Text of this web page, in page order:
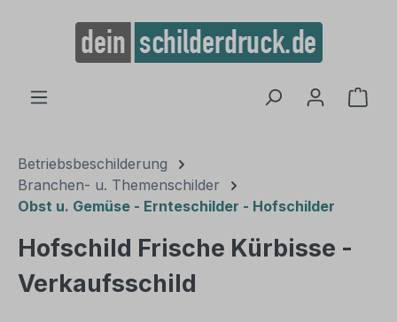
springen
Betriebsbeschilderung
Branchen- u. Themenschilder
Obst u. Gemüse - Ernteschilder - Hofschilder
Hofschild Frische Kürbisse -
Verkaufsschild